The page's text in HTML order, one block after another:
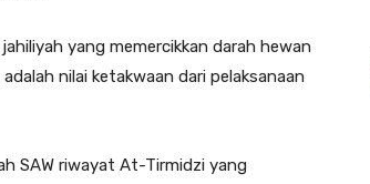
yang memercikkan darah hewan
nilai ketakwaan dari pelaksanaan
SAW riwayat At-Tirmidzi yang